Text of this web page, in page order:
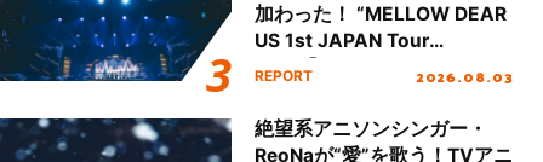
加わった！ “MELLOW DEAR
US 1st JAPAN Tour
Final「NICE to meet YOU
ート!!
REPORT 2026.08.03
絶望系アニソンシンガー・
ReoNaが“愛”を歌う！TVアニ